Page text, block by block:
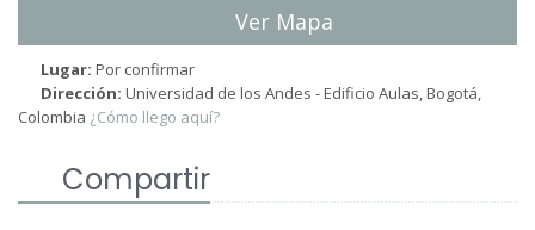
Ver Mapa
Lugar:Por confirmar
Dirección:Universidad de los Andes - Edificio Aulas, Bogotá,
Colombia ¿Cómo llego aquí?
Compartir